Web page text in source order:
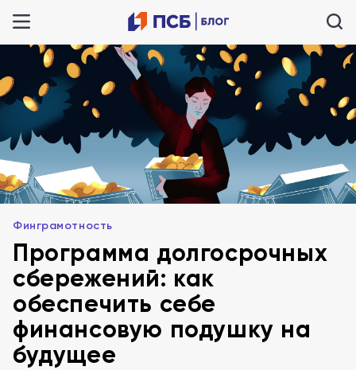
Финграмотность
Программа долгосрочных
сбережений: как
обеспечить себе
финансовую подушку на
будущее